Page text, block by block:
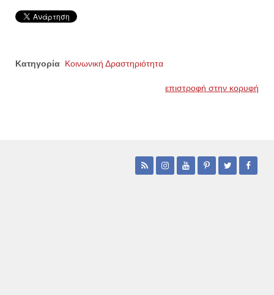
Κατηγορία Κοινωνική Δραστηριότητα
επιστροφή στην κορυφή